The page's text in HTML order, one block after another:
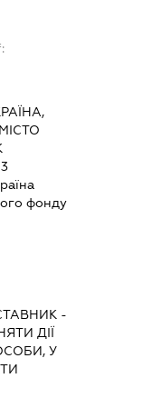
фонду
-
ДІЇ
У